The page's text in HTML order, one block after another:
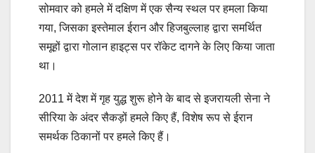
सोमवार को हमले में दक्षिण में एक सैन्य स्थल पर हमला किया
गया, जिसका इस्तेमाल ईरान और हिजबुल्लाह द्वारा समर्थित
समूहों द्वारा गोलान हाइट्स पर रॉकेट दागने के लिए किया जाता
था।
2011 में देश में गृह युद्ध शुरू होने के बाद से इजरायली सेना ने
सीरिया के अंदर सैकड़ों हमले किए हैं, विशेष रूप से ईरान
समर्थक ठिकानों पर हमले किए हैं।